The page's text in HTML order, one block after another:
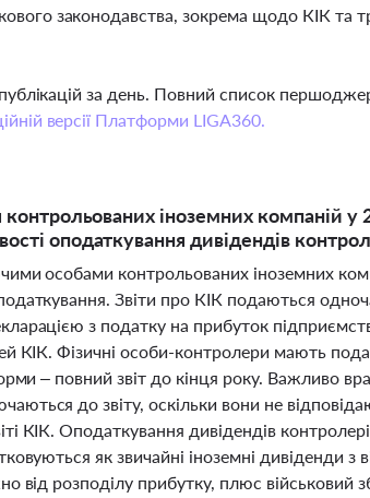
законодавства, зокрема щодо КІК та
за день. Повний список
версії Платформи LIGA360.
іноземних компаній у
оподаткування дивідендів
особами контрольованих іноземних
Звіти про КІК подаються
з податку на прибуток
КІК. Фізичні особи-контролери мають
– повний звіт до кінця року. Важливо
до звіту, оскільки вони не
КІК. Оподаткування дивідендів
як звичайні іноземні дивіденди з
від розподілу прибутку, плюс військовий